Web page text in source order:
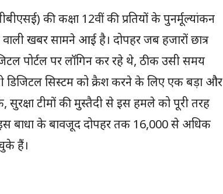
की कक्षा 12वीं की प्रतियों के पुनर्मूल्यांकन
खबर सामने आई है। दोपहर जब हजारों छात्र
पोर्टल पर लॉगिन कर रहे थे, ठीक उसी समय
डिजिटल सिस्टम को क्रैश करने के लिए एक बड़ा और
सुरक्षा टीमों की मुस्तैदी से इस हमले को पूरी तरह
इस बाधा के बावजूद दोपहर तक 16,000 से अधिक
हैं।